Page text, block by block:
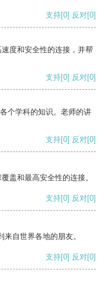
支持[0] 反对[0]
度和安全性的连接，并帮
支持[0] 反对[0]
个学科的知识。老师的讲
支持[0] 反对[0]
盖和最高安全性的连接。
支持[0] 反对[0]
自世界各地的朋友。
支持[0] 反对[0]